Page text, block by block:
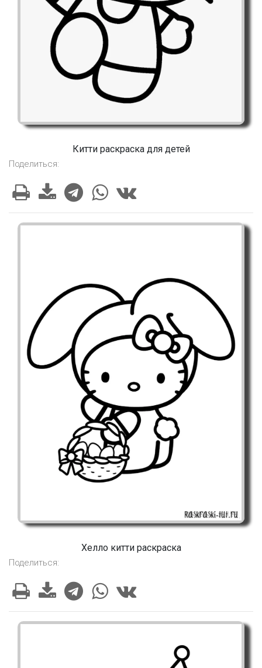
Китти раскраска для детей
Поделиться:
Хелло китти раскраска
Поделиться: